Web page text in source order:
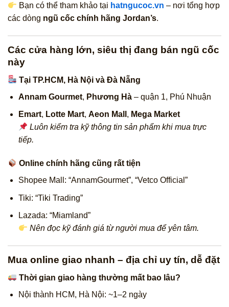
Bạn có thể tham khảo tại hatngucoc.vn – nơi tổng hợp
các dòng ngũ cốc chính hãng Jordan’s.
Các cửa hàng lớn, siêu thị đang bán ngũ cốc
này
Tại TP.HCM, Hà Nội và Đà Nẵng
Annam Gourmet, Phương Hà– quận 1, Phú Nhuận
Emart, Lotte Mart, Aeon Mall , Mega Market
Luôn kiểm tra kỹ thông tin sản phẩm khi mua trực
tiếp.
Online chính hãng cũng rất tiện
Shopee Mall: “AnnamGourmet”, “Vetco Official”
Tiki: “Tiki Trading”
Lazada: “Miamland”
Nên đọc kỹ đánh giá từ người mua để yên tâm.
Mua online giao nhanh – địa chỉ uy tín, dễ đặt
Thời gian giao hàng thường mất bao lâu?
Nội thành HCM, Hà Nội: ~1–2 ngày